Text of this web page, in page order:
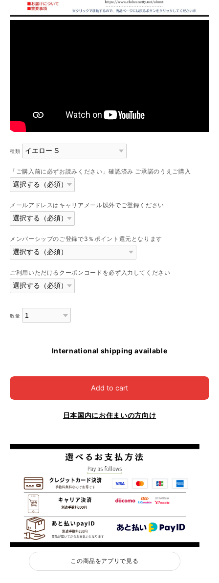
種類
「ご購入前に必ずお読みください」確認済み ご承諾のうえご購入
メールアドレスはキャリアメール以外でご登録ください
メンバーシップのご登録で3％ポイント還元となります
ご利用いただけるクーポンコードを必ず入力してください
数量
International shipping available
Add to cart
日本国内にお住まいの方向け
この商品をアプリで見る